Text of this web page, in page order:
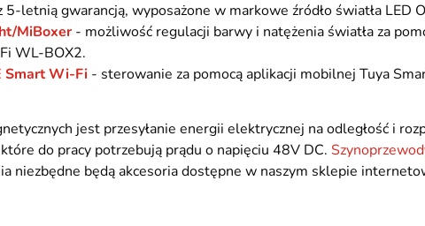
5-letnią gwarancją, wyposażone w markowe źródło światła LED
MiBoxer - możliwość regulacji barwy i natężenia światła za
WL-BOX2.
Smart Wi-Fi - sterowanie za pomocą aplikacji mobilnej Tuya
jest przesyłanie energii elektrycznej na odległość i
do pracy potrzebują prądu o napięciu 48V DC.
niezbędne będą akcesoria dostępne w naszym sklepie